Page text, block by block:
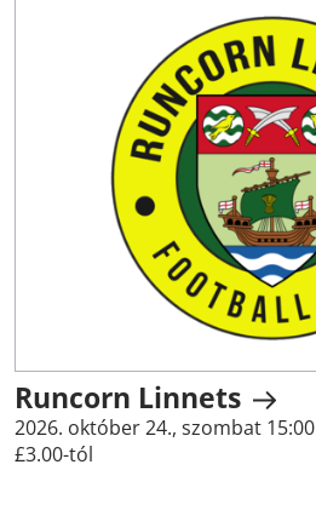
Runcorn Linnets
2026. október 24., szombat 15:00
£3.00-tól